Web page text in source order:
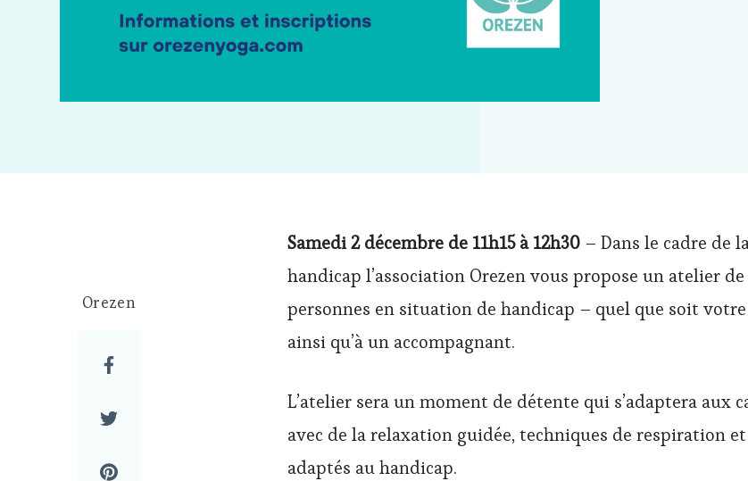
Orezen
Samedi 2 décembre de 11h15 à 12h30 – Dans le cadre de
handicap l’association Orezen vous propose un atelier
personnes en situation de handicap – quel que soit
ainsi qu’à un accompagnant.
L’atelier sera un moment de détente qui s’adaptera aux
avec de la relaxation guidée, techniques de respiration
adaptés au handicap.